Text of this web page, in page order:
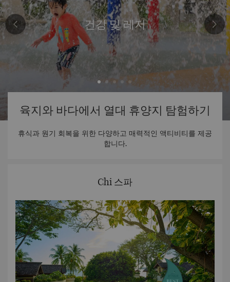
건강 및 레저
육지와 바다에서 열대 휴양지 탐험하기
휴식과 원기 회복을 위한 다양하고 매력적인 액티비티를 제공
합니다.
Chi 스파